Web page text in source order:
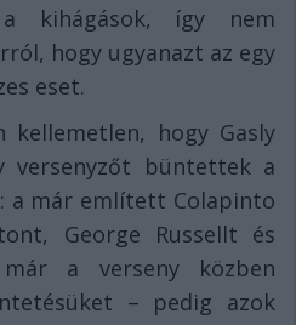
kihágások, így nem
hogy ugyanazt az egy
eset.
kellemetlen, hogy Gasly
versenyzőt büntettek a
a már említett Colapinto
George Russellt és
a verseny közben
– pedig azok